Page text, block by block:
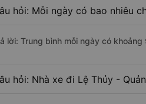
hỏi: Mỗi ngày có bao nhiêu
lời: Trung bình mỗi ngày có
hỏi: Nhà xe đi Lệ Thủy -